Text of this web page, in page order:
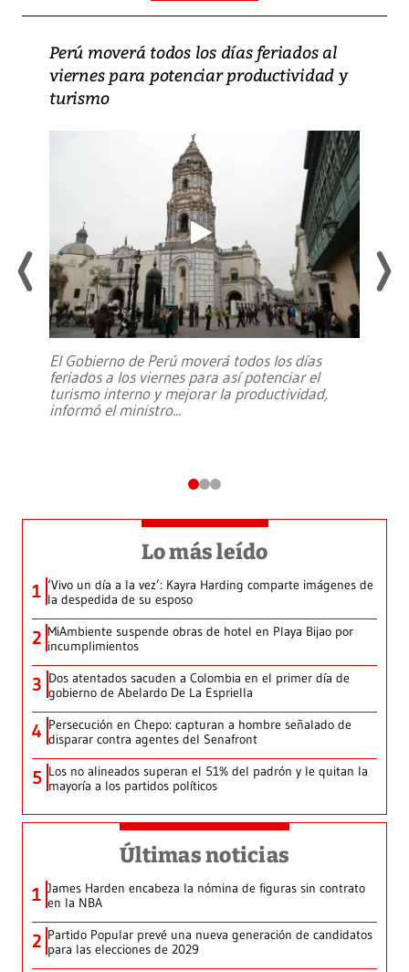
Perú moverá todos los días feriados al
viernes para potenciar productividad y
turismo
El Gobierno de Perú moverá todos los días
feriados a los viernes para así potenciar el
turismo interno y mejorar la productividad,
informó el ministro...
Lo más leído
1 ‘Vivo un día a la vez’: Kayra Harding comparte imágenes de
la despedida de su esposo
2 MiAmbiente suspende obras de hotel en Playa Bijao por
incumplimientos
3 Dos atentados sacuden a Colombia en el primer día de
gobierno de Abelardo De La Espriella
4 Persecución en Chepo: capturan a hombre señalado de
disparar contra agentes del Senafront
5 Los no alineados superan el 51% del padrón y le quitan la
mayoría a los partidos políticos
Últimas noticias
1 James Harden encabeza la nómina de figuras sin contrato
en la NBA
2 Partido Popular prevé una nueva generación de candidatos
para las elecciones de 2029